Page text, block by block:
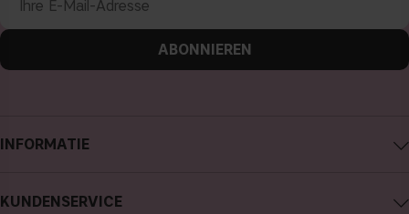
INFORMATIE
KUNDENSERVICE
ABONNIEREN